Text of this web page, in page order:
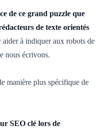
de ce grand puzzle que
de texte orientés
aider à indiquer aux robots de
nous écrivons.
manière plus spécifique de
SEO clé lors de